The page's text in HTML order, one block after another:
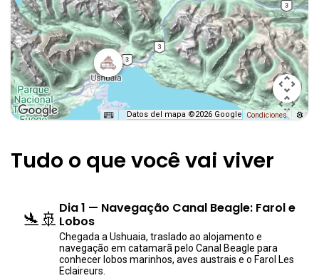
Datos del mapa ©2026 Google Condiciones
Tudo o que você vai viver
🛬🚢
Dia 1 — Navegação Canal Beagle: Farol e
Lobos
Chegada a Ushuaia, traslado ao alojamento e
navegação em catamarã pelo Canal Beagle para
conhecer lobos marinhos, aves austrais e o Farol Les
Eclaireurs.